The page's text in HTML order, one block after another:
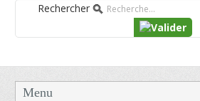
Rechercher
Menu